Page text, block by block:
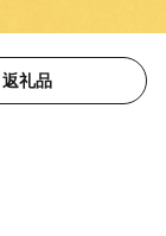
返礼品